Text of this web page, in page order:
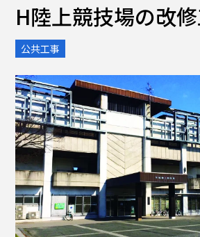
H陸上競技場の改
公共工事